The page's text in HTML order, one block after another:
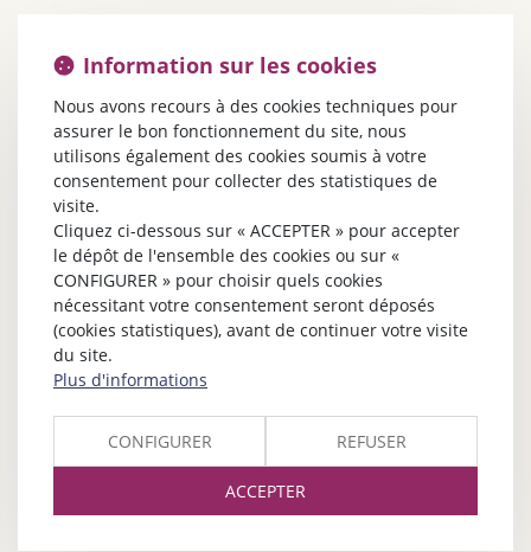
Information sur les cookies
Nous avons recours à des cookies techniques pour
assurer le bon fonctionnement du site, nous
utilisons également des cookies soumis à votre
consentement pour collecter des statistiques de
visite.
Cliquez ci-dessous sur « ACCEPTER » pour accepter
le dépôt de l'ensemble des cookies ou sur «
CONFIGURER » pour choisir quels cookies
nécessitant votre consentement seront déposés
(cookies statistiques), avant de continuer votre visite
du site.
Plus d'informations
CONFIGURER REFUSER
ACCEPTER